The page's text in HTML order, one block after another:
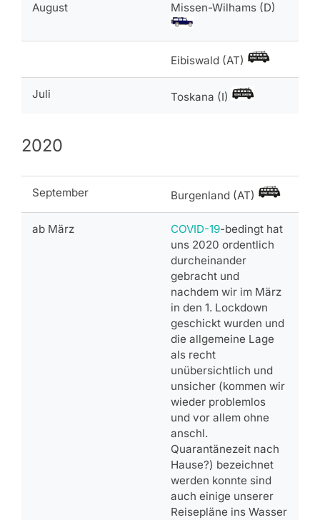
August Missen-Wilhams (D)
Eibiswald (AT)
Juli Toskana (I)
2020
September Burgenland (AT)
ab März COVID-19-bedingt hat
uns 2020 ordentlich
durcheinander
gebracht und
nachdem wir im März
in den 1. Lockdown
geschickt wurden und
die allgemeine Lage
als recht
unübersichtlich und
unsicher (kommen wir
wieder problemlos
und vor allem ohne
anschl.
Quarantänezeit nach
Hause?) bezeichnet
werden konnte sind
auch einige unserer
Reisepläne ins Wasser